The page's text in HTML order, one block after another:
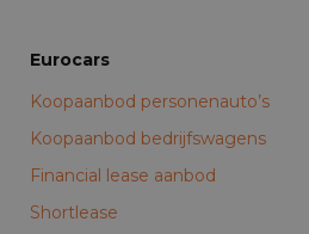
Eurocars
Koopaanbod personenauto’s
Koopaanbod bedrijfswagens
Financial lease aanbod
Shortlease